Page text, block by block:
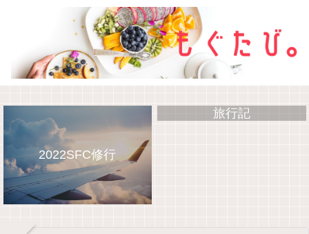
イタリア生活 グルメ
2022SFC修行
旅行記